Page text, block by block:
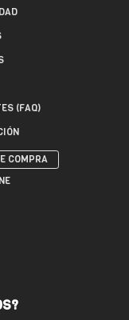
(FAQ)
COMPRA